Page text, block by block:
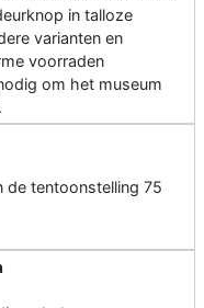
in talloze
varianten en
voorraden
om het museum
de tentoonstelling 75